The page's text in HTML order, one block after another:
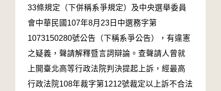
33條規定（下併稱系爭規定）及中央選舉委員
會中華民國107年8月23日中選務字第
1073150280號公告（下稱系爭公告），有違憲
之疑義，聲請解釋暨言詞辯論。查聲請人曾就
上開臺北高等行政法院判決提起上訴，經最高
行政法院108年裁字第1212號裁定以上訴不合法